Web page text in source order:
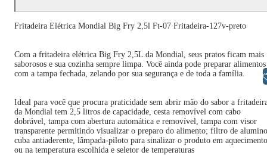
Fritadeira Elétrica Mondial Big Fry 2,5l Ft-07 Fritadeira-127v-preto
Com a fritadeira elétrica Big Fry 2,5L da Mondial, seus pratos ficam mais
saborosos e sua cozinha sempre limpa. Você ainda pode preparar alimentos
com a tampa fechada, zelando por sua segurança e de toda a família.
Ideal para você que procura praticidade sem abrir mão do sabor a
da Mondial tem 2,5 litros de capacidade, cesta removível com cabo
dobrável, tampa com abertura automática e removível, tampa com visor
transparente permitindo visualizar o preparo do alimento; filtro de
cuba antiaderente, lâmpada-piloto para sinalizar o produto em aquecimento
ou na temperatura escolhida e seletor de temperaturas
Libras